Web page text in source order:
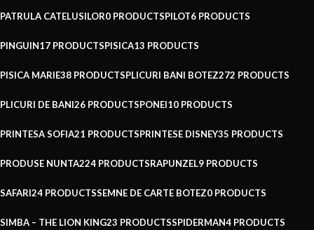
PATRULA CATELUSILOR0 PRODUCTSPILOT6 PRODUCTS
PINGUIN17 PRODUCTSPISICA13 PRODUCTS
PISICA MARIE38 PRODUCTSPLICURI BANI BOTEZ272 PRODUCTS
PLICURI DE BANI26 PRODUCTSPONEI10 PRODUCTS
PRINTESA SOFIA21 PRODUCTSPRINTESE DISNEY35 PRODUCTS
PRODUSE NUNTA224 PRODUCTSRAPUNZEL9 PRODUCTS
SAFARI24 PRODUCTSSEMNE DE CARTE BOTEZ0 PRODUCTS
SIMBA – THE LION KING23 PRODUCTSSPIDERMAN4 PRODUCTS